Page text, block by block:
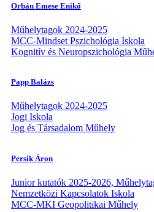
Orbán Emese Enikő
Műhelytagok 2024-2025
MCC-Mindset Pszichológia Iskola
Kognitív és Neuropszichológia
Papp Balázs
Műhelytagok 2024-2025
Jogi Iskola
Jog és Társadalom Műhely
Persik Áron
Junior kutatók 2025-2026,
Nemzetközi Kapcsolatok Iskola
MCC-MKI Geopolitikai Műhely